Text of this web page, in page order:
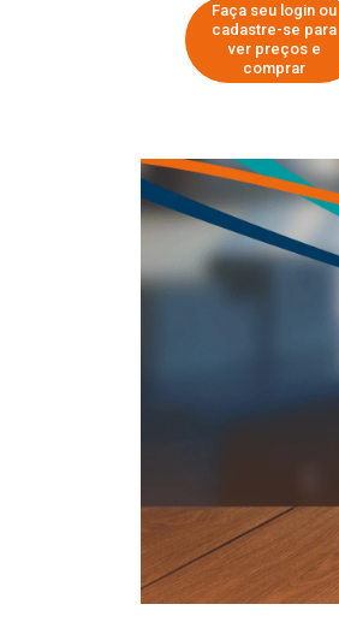
Faça seu login ou
cadastre-se para
ver preços e
comprar